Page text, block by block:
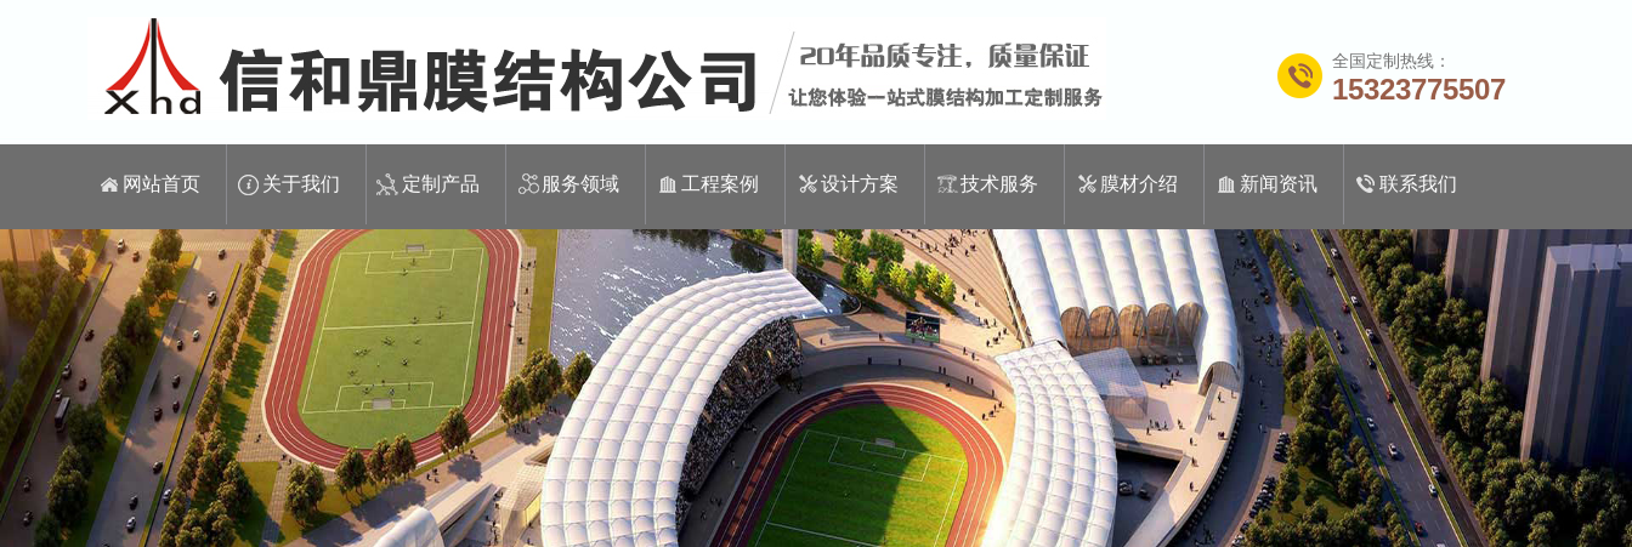
全国定制热线：
15323775507
网站首页 关于我们 定制产品 服务领域 工程案例 设计方案 技术服务 膜材介绍 新闻资讯 联系我们